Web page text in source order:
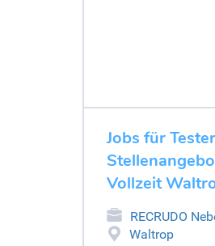
Jobs für
Vollzeit
RECRUDO
Waltrop